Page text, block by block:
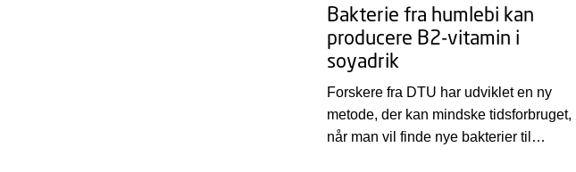
Bakterie fra humlebi kan
producere B2-vitamin i
soyadrik
Forskere fra DTU har udviklet en ny
metode, der kan mindske tidsforbruget,
når man vil finde nye bakterier til